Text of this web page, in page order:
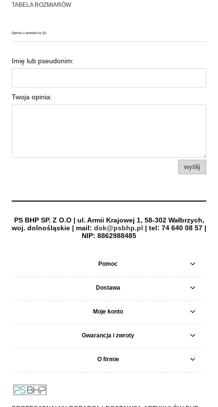
TABELA ROZMIARÓW
Opinie o produkcie (0)
Imię lub pseudonim:
Twoja opinia:
wyślij
PS BHP SP. Z O.O | ul. Armii Krajowej 1, 58-302 Wałbrzych,
woj. dolnośląskie | mail: dok@psbhp.pl | tel: 74 640 08 57 |
NIP: 8862988485
Pomoc
Dostawa
Moje konto
Gwarancja i zwroty
O firmie